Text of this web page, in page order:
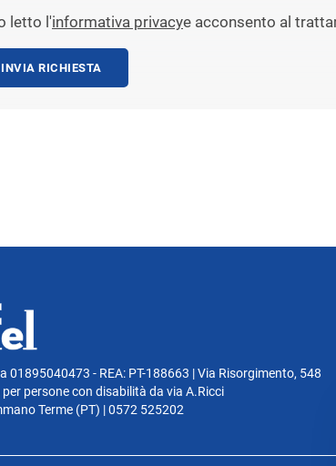
letto l'informativa privacye acconsento al
INVIA RICHIESTA
01895040473 - REA: PT-188663 | Via Risorgimento, 548
persone con disabilità da via A.Ricci
Terme (PT) | 0572 525202